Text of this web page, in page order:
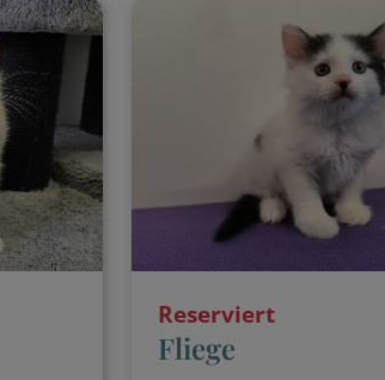
Reserviert
Fliege